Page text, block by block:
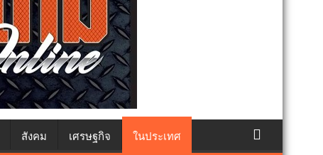
สังคม เศรษฐกิจ ในประเทศ